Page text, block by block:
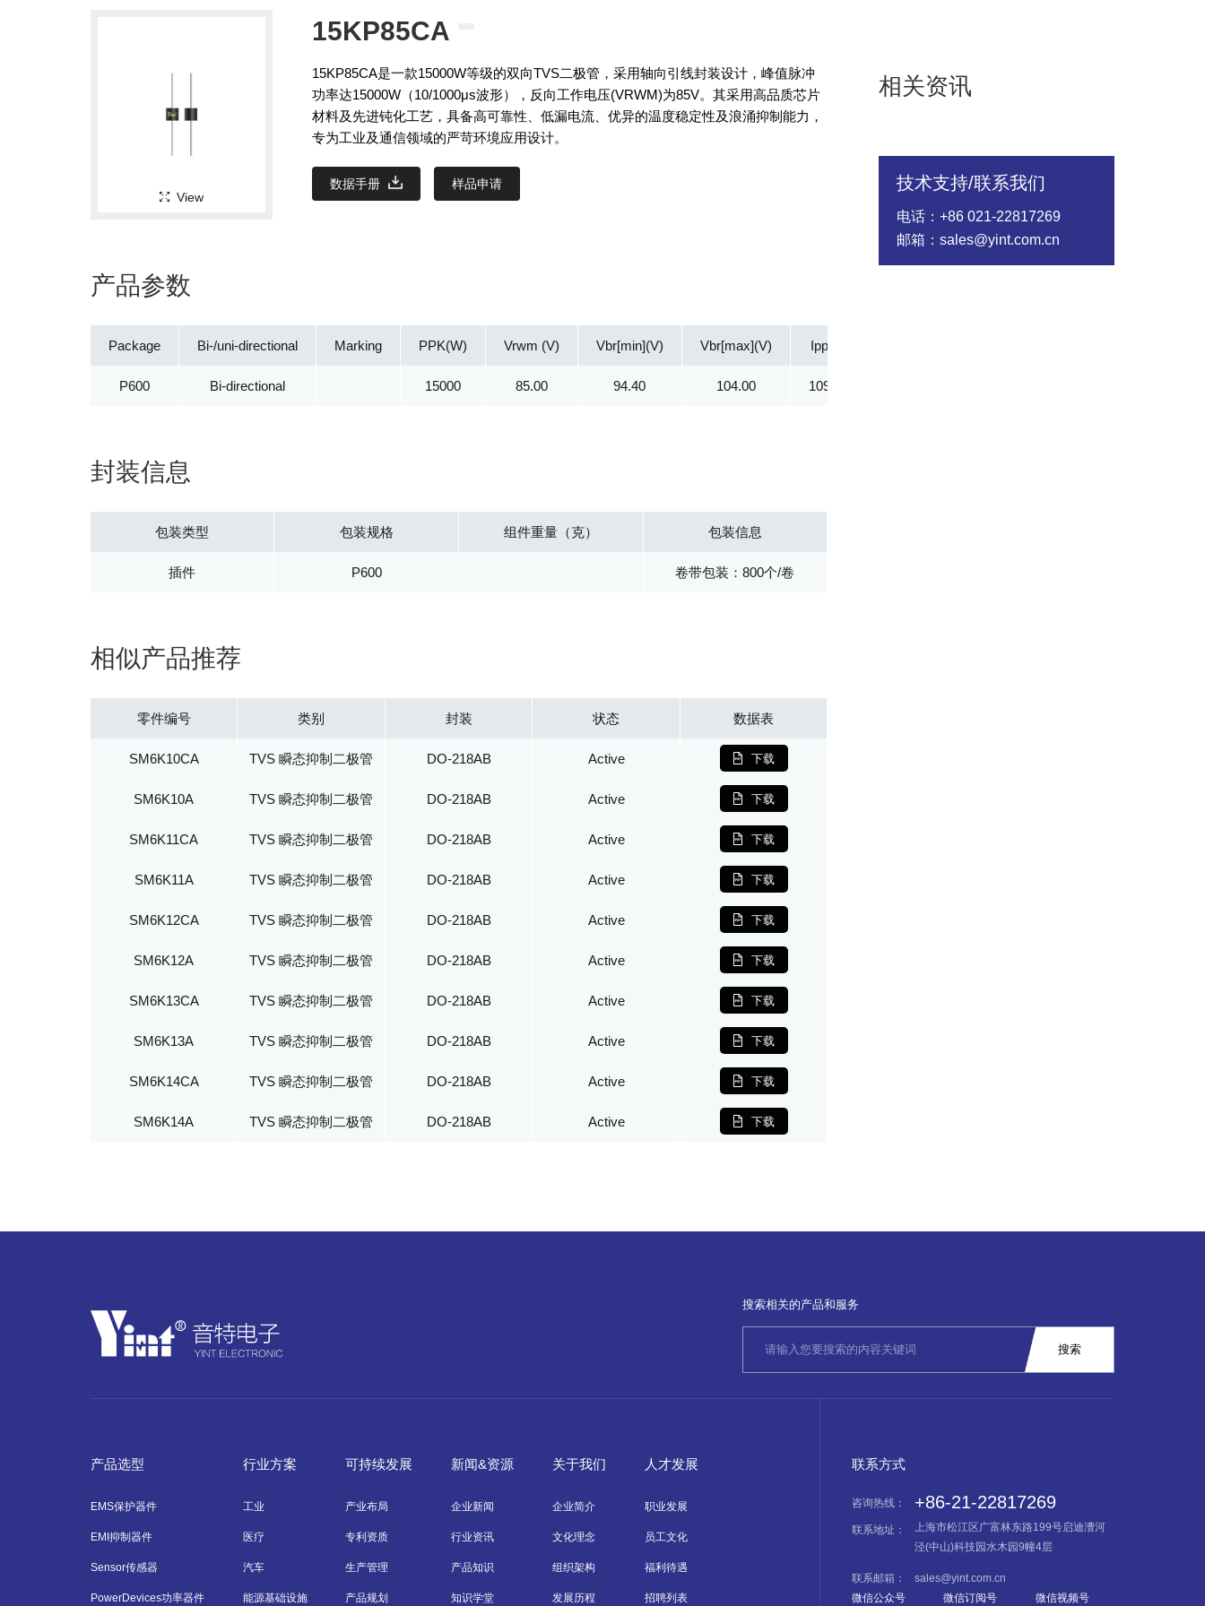
View
15KP85CA
15KP85CA是一款15000W等级的双向TVS二极管，采用轴向引线封装设计，峰值脉冲
功率达15000W（10/1000μs波形），反向工作电压(VRWM)为85V。其采用高品质芯片
材料及先进钝化工艺，具备高可靠性、低漏电流、优异的温度稳定性及浪涌抑制能力，
专为工业及通信领域的严苛环境应用设计。
数据手册 样品申请
产品参数
Package
P600
Bi-/uni-directional
Bi-directional
Marking PPK(W)
15000
Vrwm (V)
85.00
Vbr[min](V)
94.40
Vbr[max](V)
104.00
Ipp(A)
109.70
封装信息
包装类型
插件
包装规格
P600
组件重量（克） 包装信息
卷带包装：800个/卷
相似产品推荐
零件编号 类别 封装 状态 数据表
SM6K10CA TVS 瞬态抑制二极管 DO-218AB Active 下载
SM6K10A TVS 瞬态抑制二极管 DO-218AB Active 下载
SM6K11CA TVS 瞬态抑制二极管 DO-218AB Active 下载
SM6K11A TVS 瞬态抑制二极管 DO-218AB Active 下载
SM6K12CA TVS 瞬态抑制二极管 DO-218AB Active 下载
SM6K12A TVS 瞬态抑制二极管 DO-218AB Active 下载
SM6K13CA TVS 瞬态抑制二极管 DO-218AB Active 下载
SM6K13A TVS 瞬态抑制二极管 DO-218AB Active 下载
SM6K14CA TVS 瞬态抑制二极管 DO-218AB Active 下载
SM6K14A TVS 瞬态抑制二极管 DO-218AB Active 下载
相关资讯
技术支持/联系我们
电话：+86 021-22817269
邮箱：sales@yint.com.cn
搜索相关的产品和服务
产品选型
EMS保护器件
EMI抑制器件
Sensor传感器
PowerDevices功率器件
行业方案
工业
医疗
汽车
能源基础设施
可持续发展
产业布局
专利资质
生产管理
产品规划
新闻&资源
企业新闻
行业资讯
产品知识
知识学堂
关于我们
企业简介
文化理念
组织架构
发展历程
人才发展
职业发展
员工文化
福利待遇
招聘列表
联系方式
咨询热线： +86-21-22817269
联系地址：
上海市松江区广富林东路199号启迪漕河
泾(中山)科技园水木园9幢4层
联系邮箱：
sales@yint.com.cn
微信公众号
微信订阅号 微信视频号